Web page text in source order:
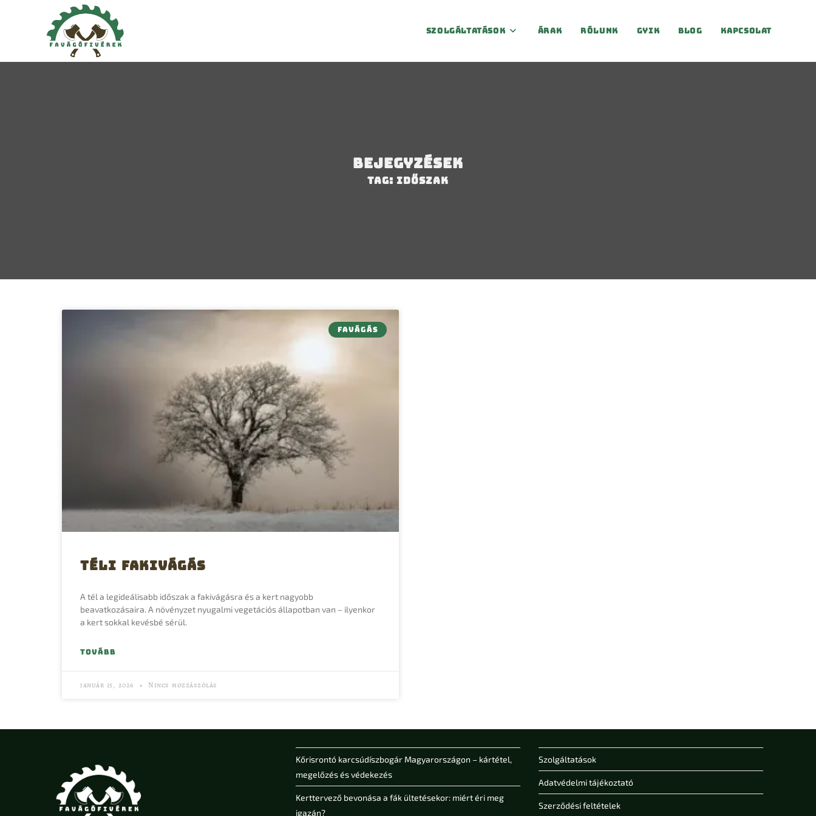
Szolgáltatások Árak Rólunk Gyik Blog Kapcsolat
Bejegyzések
Tag: időszak
FAVÁGÁS
Téli fakivágás
A tél a legideálisabb időszak a fakivágásra és a kert nagyobb
beavatkozásaira. A növényzet nyugalmi vegetációs állapotban van – ilyenkor
a kert sokkal kevésbé sérül.
TOVÁBB
január 15, 2026 Nincs hozzászólás
Kőrisrontó karcsúdíszbogár Magyarországon – kártétel,
megelőzés és védekezés
Kerttervező bevonása a fák ültetésekor: miért éri meg
igazán?
Szolgáltatások
Adatvédelmi tájékoztató
Szerződési feltételek